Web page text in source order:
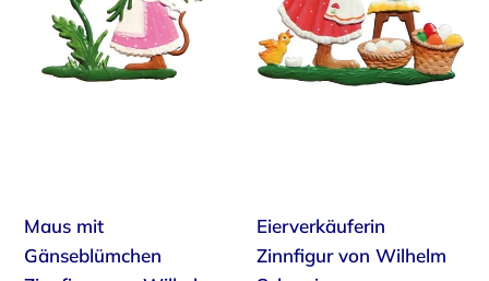
von
Wilhelm
Schweizer
Maus mit
Gänseblümchen
Schweizer
Eierverkäuferin
Zinnfigur von Wilhelm